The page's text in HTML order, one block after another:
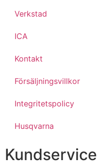
Verkstad
ICA
Kontakt
Försäljningsvillkor
Integritetspolicy
Husqvarna
Kundservice